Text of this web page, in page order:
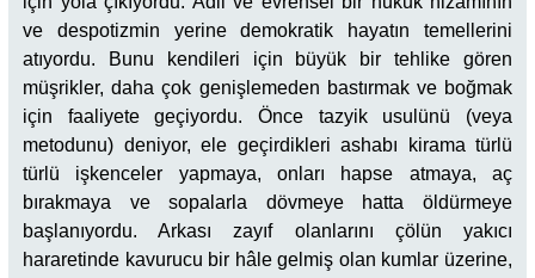
ve despotizmin yerine demokratik hayatın temellerini
atıyordu. Bunu kendileri için büyük bir tehlike gören
müşrikler, daha çok genişlemeden bastırmak ve boğmak
için faaliyete geçiyordu. Önce tazyik usulünü (veya
metodunu) deniyor, ele geçirdikleri ashabı kirama türlü
türlü işkenceler yapmaya, onları hapse atmaya, aç
bırakmaya ve sopalarla dövmeye hatta öldürmeye
başlanıyordu. Arkası zayıf olanlarını çölün yakıcı
hararetinde kavurucu bir hâle gelmiş olan kumlar üzerine,